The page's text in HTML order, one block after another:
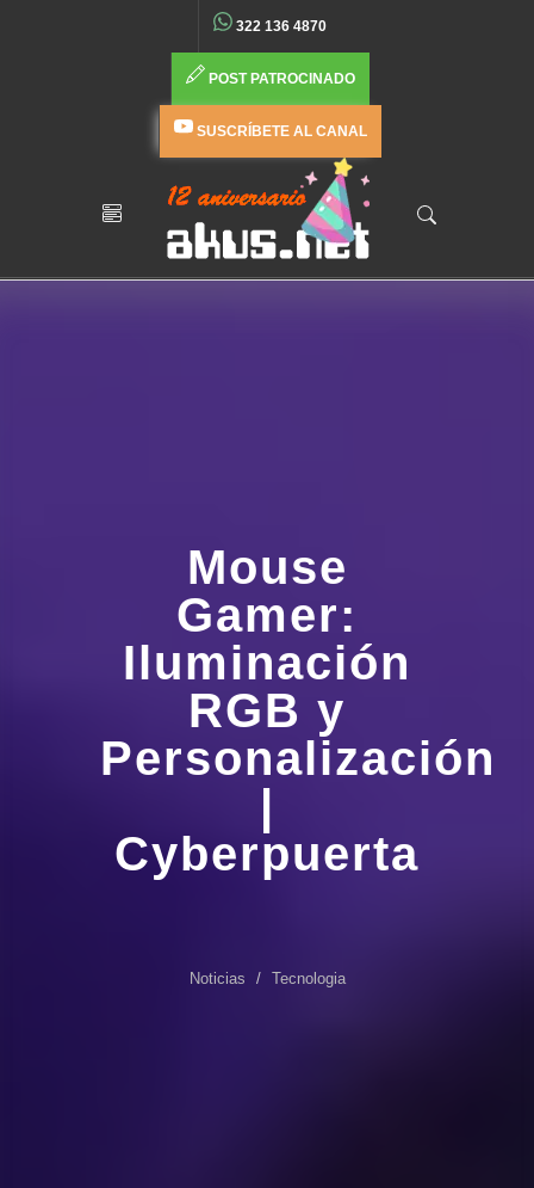
322 136 4870
POST PATROCINADO
SUSCRÍBETE AL CANAL
Mouse
Gamer:
Iluminación
RGB y
Personalización
|
Cyberpuerta
Noticias Tecnologia